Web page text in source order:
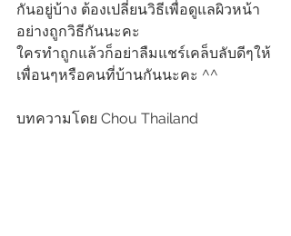
กันอยู่บ้าง ต้องเปลี่ยนวิธีเพื่อดูแลผิวหน้า
อย่างถูกวิธีกันนะคะ
ใครทำถูกแล้วก็อย่าลืมแชร์เคล็บลับดีๆให้
เพื่อนๆหรือคนที่บ้านกันนะคะ ^^
บทความโดย Chou Thailand